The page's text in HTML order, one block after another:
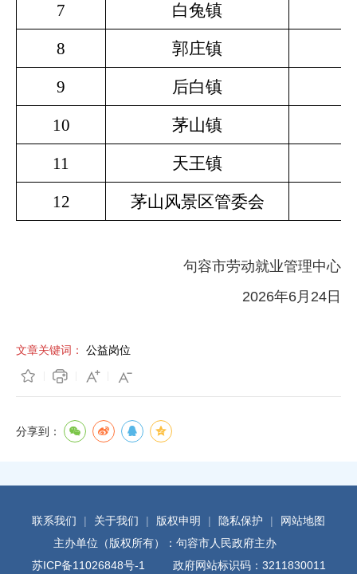
7
白兔镇
8
郭庄镇
9
后白镇
10
茅山镇
11
天王镇
12
茅山风景区管委会
句容市劳动就业管理中心
2026年6月24日
文章关键词： 公益岗位
分享到：
联系我们 | 关于我们 | 版权申明 | 隐私保护 |
网站地图
主办单位（版权所有）：句容市人民政府主办
苏ICP备11026848号-1
政府网站标识码：3211830011